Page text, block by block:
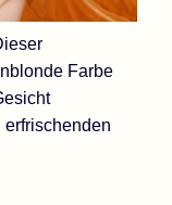
Farbe
erfrischenden